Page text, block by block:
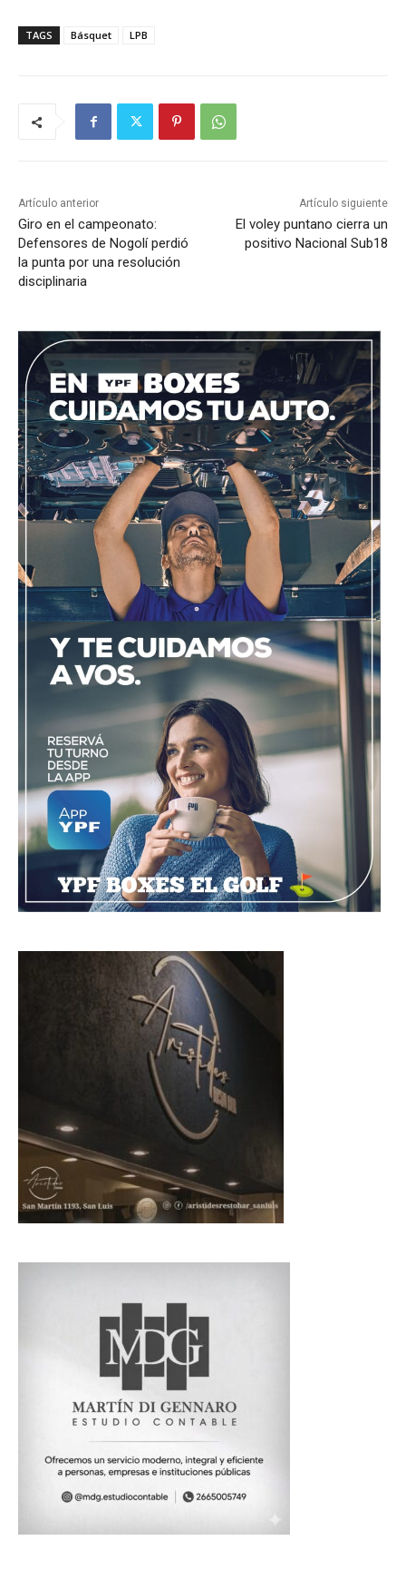
TAGS Básquet LPB
Artículo anterior
Giro en el campeonato:
Defensores de Nogolí perdió
la punta por una resolución
disciplinaria
Artículo siguiente
El voley puntano cierra un
positivo Nacional Sub18